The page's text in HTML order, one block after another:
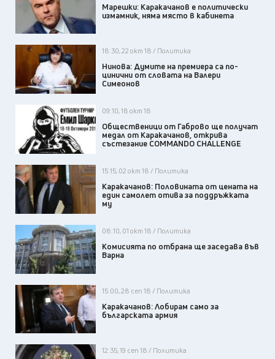
Марешки: Каракачанов е политически
измамник, няма място в кабинета
18:30, 22 окт 18 / Политика
Нинова: Думите на премиера са по-
цинични от словата на Валери
Симеонов
09:10, 18 окт 18
Общественици от Габрово ще получат
медал от Каракачанов, открива
състезание COMMANDO CHALLENGE
15:15, 02 окт 18 / Политика
Каракачанов: Половината от цената на
един самолет отива за поддръжката
му
08:10, 01 окт 18 / Политика
Комисията по отбрана ще заседава във
Варна
15:00, 28 сеп 18 / Политика
Каракачанов: Лобирам само за
българската армия
12:35, 19 сеп 18 / Политика